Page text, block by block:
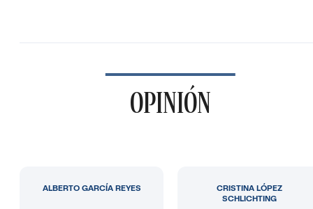
OPINIÓN
ALBERTO GARCÍA REYES
CRISTINA LÓPEZ
SCHLICHTING